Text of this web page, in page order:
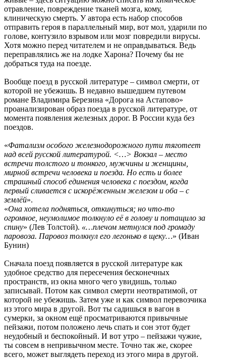
отравление, повреждение тканей мозга, кому,
клиническую смерть. У автора есть набор способов
отправить героя в параллельный мир, вот мол, ударили по
голове, контузило взрывом или мозг повредили вирусы.
Хотя можно перед читателем и не оправдываться. Ведь
переправлялись же на лодке Харона? Почему бы не
добраться туда на поезде.
Вообще поезд в русской литературе – символ смерти, от
которой не убежишь. В недавно вышедшем путевом
романе Владимира Березина «Дорога на Астапово»
проанализирован образ поезда в русской литературе, от
момента появления железных дорог. В России куда без
поездов.
«Фатализм особого железнодорожного пути тяготеет
над всей русской литературой. <…> Вокзал – место
встречи толстого и тонкого, мужчины и женщины,
мирной встречи человека и поезда. Но есть и более
страшный способ единения человека с поездом, когда
первый сливается с искорёженным железом и оба – с
землёй».
«Она хотела подняться, откинуться; но что-то
огромное, неумолимое толкнуло её в голову и потащило за
спину» (Лев Толстой). «…плечом метнулся под громаду
паровоза. Паровоз толкнул его легонько в щеку…» (Иван
Бунин)
Сначала поезд появляется в русской литературе как
удобное средство для пересечения бесконечных
пространств, из окна много чего увидишь, только
записывай. Потом как символ смерти неотвратимой, от
которой не убежишь. Затем уже и как символ перевозчика
из этого мира в другой. Вот ты садишься в вагон в
сумерки, за окном ещё просматриваются привычные
пейзажи, потом положено лечь спать и сон этот будет
неудобный и беспокойный. И вот утро – пейзажи чужие,
ты совсем в непривычном месте. Точно так же, скорее
всего, может выглядеть переход из этого мира в другой.